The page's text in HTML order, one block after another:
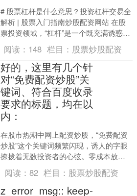
# 股票杠杆是什么意思？投资杠杆交易全
解析 | 股票入门指南炒股配资网站 在股
票投资领域，“杠杆”是一个既充满诱惑又
暗藏风险的关键词。许多投资者听说过
杠杆交易能....
阅读： 148 栏目： 股票炒股配资
好的，这里有几个针
对“免费配资炒股”关
键词、符合百度收录
要求的标题，均在以
内：
在股市热潮中网上配资炒股，“免费配资
炒股”这个关键词频繁闪现，诱人的字眼
撩拨着无数投资者的心弦。零成本放大
本金，博取更高收益——这看似完美的
财富快车道，究竟是难....
阅读：82 栏目： 股票炒股配资
z_error_msg:: keep-